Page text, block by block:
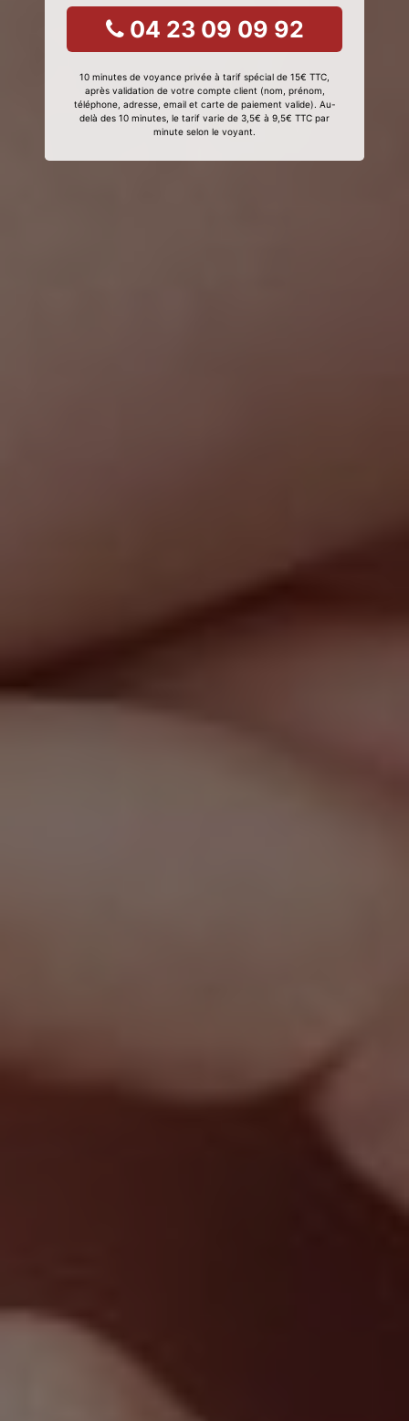
04 23 09 09 92
10 minutes de voyance privée à tarif spécial de 15€ TTC,
après validation de votre compte client (nom, prénom,
téléphone, adresse, email et carte de paiement valide). Au-
delà des 10 minutes, le tarif varie de 3,5€ à 9,5€ TTC par
minute selon le voyant.